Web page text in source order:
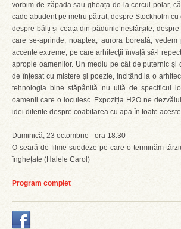
vorbim de zăpada sau gheața de la cercul polar,
cade abudent pe metru pătrat, despre Stockholm
despre bălți și ceața din pădurile nesfârșite,
care se-aprinde, noaptea, aurora boreală,
accente extreme, pe care arhitecții învață să-l
apropie oamenilor. Un mediu pe cât de puternic și
de înțesat cu mistere și poezie, incitând la o
tehnologia bine stăpânită nu uită de specificul
oamenii care o locuiesc. Expoziția H2O ne
idei diferite despre coabitarea cu apa în toate
Duminică, 23 octombrie - ora 18:30
O seară de filme suedeze pe care o terminăm
înghețate (Halele Carol)
Program complet